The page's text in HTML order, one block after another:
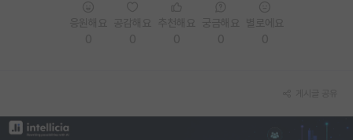
임용 후기 게시판